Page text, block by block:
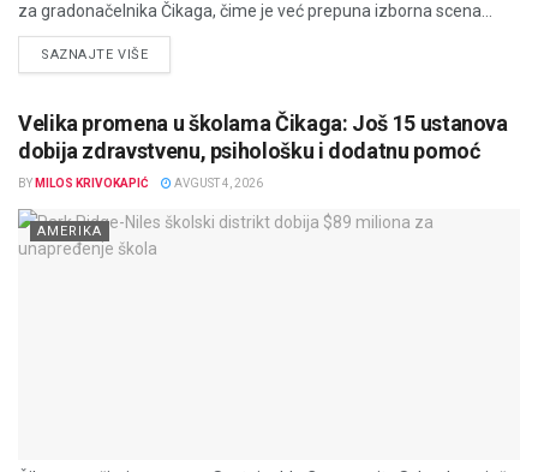
za gradonačelnika Čikaga, čime je već prepuna izborna scena...
SAZNAJTE VIŠEDETAILS
Velika promena u školama Čikaga: Još 15 ustanova
dobija zdravstvenu, psihološku i dodatnu pomoć
BY MILOS KRIVOKAPIĆ AVGUST 4, 2026
AMERIKA